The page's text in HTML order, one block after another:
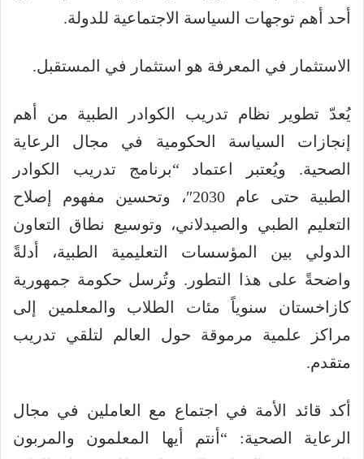
أحد أهم توجهات السياسة الاجتماعية للدولة.
الاستثمار في المعرفة هو استثمار في المستقبل.
يُعدّ تطوير نظام تدريب الكوادر الطبية من أهم
إنجازات السياسة الحكومية في مجال الرعاية
الصحية. ويُعتبر اعتماد “برنامج تدريب الكوادر
الطبية حتى عام 2030″، وتحسين مفهوم إصلاح
التعليم الطبي والصيدلاني، وتوسيع نطاق التعاون
الدولي بين المؤسسات التعليمية الطبية، أدلةً
واضحةً على هذا التطور. وتُرسل حكومة جمهورية
كازاخستان سنوياً مئات الطلاب والمعلمين إلى
مراكز علمية مرموقة حول العالم لتلقي تدريب
متقدم.
أكد قائد الأمة في اجتماع مع العاملين في مجال
الرعاية الصحية: “أنتم أيها المعلمون والمربون